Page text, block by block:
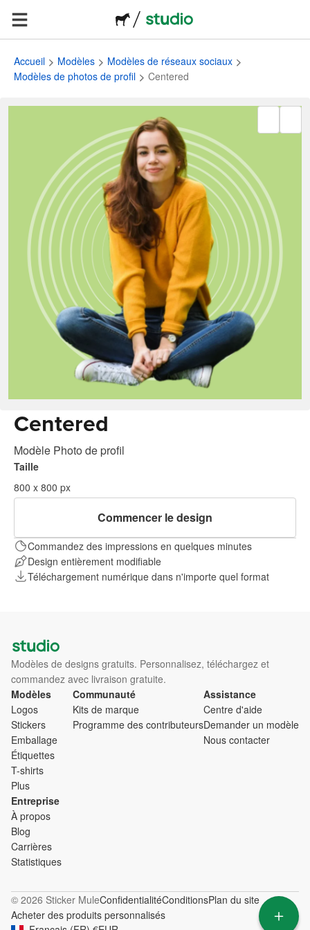
Accueil Modèles
Modèles de réseaux sociaux
Modèles de photos de profil
Centered
Centered
Modèle Photo de profil
Taille
800 x 800 px
Commencer le design
Commandez des impressions en quelques minutes
Design entièrement modifiable
Téléchargement numérique dans n'importe quel format
Modèles de designs gratuits. Personnalisez, téléchargez et
commandez avec livraison gratuite.
Modèles
Logos
Stickers
Emballage
Étiquettes
T-shirts
Plus
Communauté
Kits de marque
Programme des contributeurs
Assistance
Centre d'aide
Demander un modèle
Nous contacter
Entreprise
À propos
Blog
Carrières
Statistiques
© 2026 Sticker MuleConfidentialitéConditionsPlan du site
Acheter des produits personnalisés